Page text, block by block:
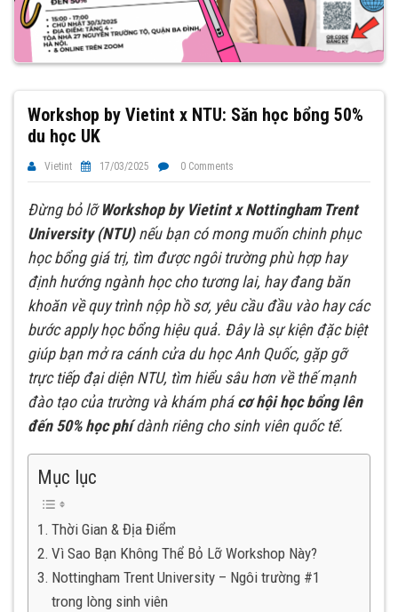
Workshop by Vietint x NTU: Săn học bổng 50%
du học UK
Vietint 17/03/2025 0 Comments
Đừng bỏ lỡWorkshop by Vietint x Nottingham Trent
University (NTU)nếu bạn có mong muốn chinh phục
học bổng giá trị, tìm được ngôi trường phù hợp hay
định hướng ngành học cho tương lai, hay đang băn
khoăn về quy trình nộp hồ sơ, yêu cầu đầu vào hay các
bước apply học bổng hiệu quả. Đây là sự kiện đặc biệt
giúp bạn mở ra cánh cửa du học Anh Quốc, gặp gỡ
trực tiếp đại diện NTU, tìm hiểu sâu hơn về thế mạnh
đào tạo của trường và khám phácơ hội học bổng lên
đến 50% học phídành riêng cho sinh viên quốc tế.
Mục lục
Thời Gian & Địa Điểm
Vì Sao Bạn Không Thể Bỏ Lỡ Workshop Này?
Nottingham Trent University – Ngôi trường #1
trong lòng sinh viên